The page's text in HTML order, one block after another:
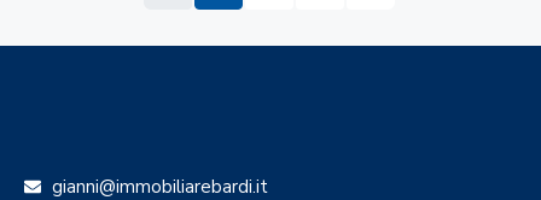
gianni@immobiliarebardi.it